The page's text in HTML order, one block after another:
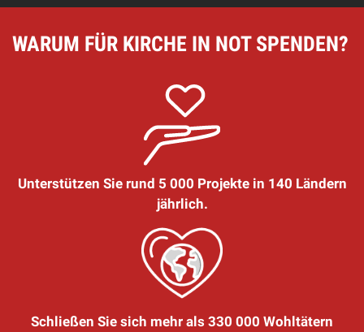
WARUM FÜR KIRCHE IN NOT SPENDEN?
Unterstützen Sie rund 5 000 Projekte in 140 Ländern
jährlich.
Schließen Sie sich mehr als 330 000 Wohltätern